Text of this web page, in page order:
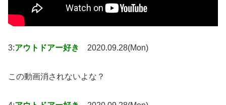
3:アウトドアー好き 2020.09.28(Mon)
この動画消されないよな？